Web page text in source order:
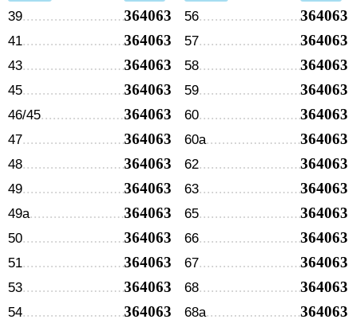
39 364063
41 364063
43 364063
45 364063
46/45 364063
47 364063
48 364063
49 364063
49а 364063
50 364063
51 364063
53 364063
54 364063
56 364063
57 364063
58 364063
59 364063
60 364063
60а 364063
62 364063
63 364063
65 364063
66 364063
67 364063
68 364063
68а 364063